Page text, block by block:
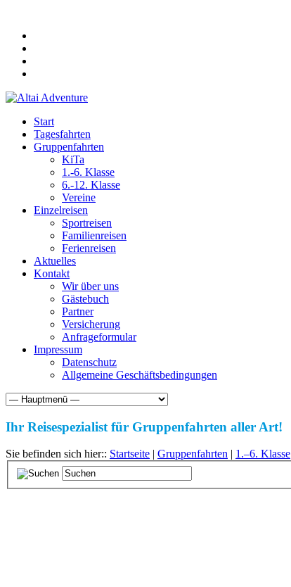
Start
Tagesfahrten
Gruppenfahrten
KiTa
1.-6. Klasse
6.-12. Klasse
Vereine
Einzelreisen
Sportreisen
Familienreisen
Ferienreisen
Aktuelles
Kontakt
Wir über uns
Gästebuch
Partner
Versicherung
Anfrageformular
Impressum
Datenschutz
Allgemeine Geschäftsbedingungen
Ihr Reisespezialist für Gruppenfahrten aller Art!
Sie befinden sich hier:: Startseite | Gruppenfahrten | 1.–6. Klasse